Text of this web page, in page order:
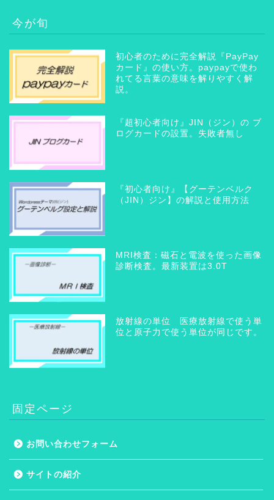
今が旬
初心者のために完全解説『PayPay
カード』の使い方。paypayで使わ
れてる言葉の意味を解りやすく解
説。
『超初心者向け』JIN（ジン）の ブ
ログカードの設置。失敗者無し
『初心者向け』【グーテンベルク
（JIN）ジン】の解説と使用方法
MRI検査：磁石と電波を使った画像
診断検査。最新装置は3.0T
放射線の単位 医療放射線で使う単
位と原子力で使う単位が同じです。
固定ページ
お問い合わせフォーム
サイトの紹介
ホーム